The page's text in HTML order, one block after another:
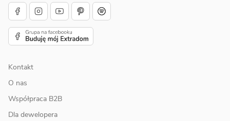
Kontakt
O nas
Współpraca B2B
Dla dewelopera